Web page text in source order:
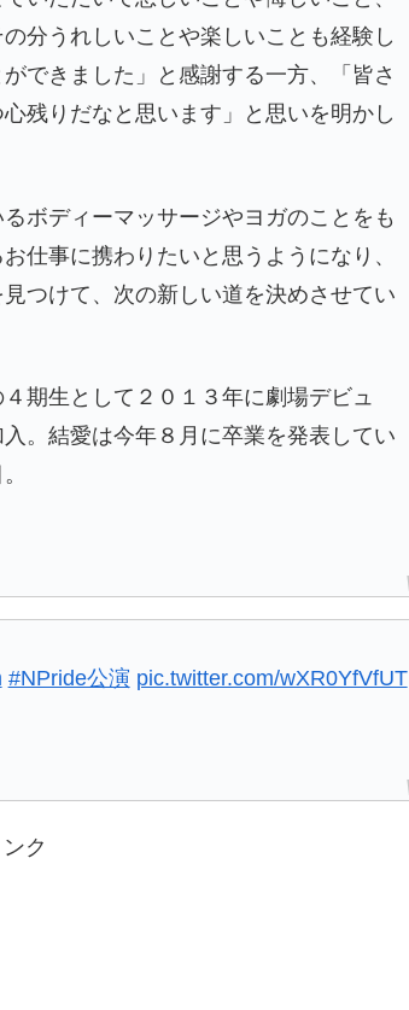
分うれしいことや楽しいことも経験し
できました」と感謝する一方、「皆さ
残りだなと思います」と思いを明かし
ボディーマッサージやヨガのことをも
仕事に携わりたいと思うようになり、
つけて、次の新しい道を決めさせてい
期生として２０１３年に劇場デビュ
。結愛は今年８月に卒業を発表してい
#NPride公演 pic.twitter.com/wXR0YfVfUT
ク